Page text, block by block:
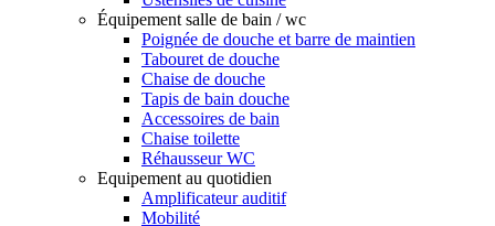
Équipement salle de bain / wc
Poignée de douche et barre de maintien
Tabouret de douche
Chaise de douche
Tapis de bain douche
Accessoires de bain
Chaise toilette
Réhausseur WC
Equipement au quotidien
Amplificateur auditif
Mobilité